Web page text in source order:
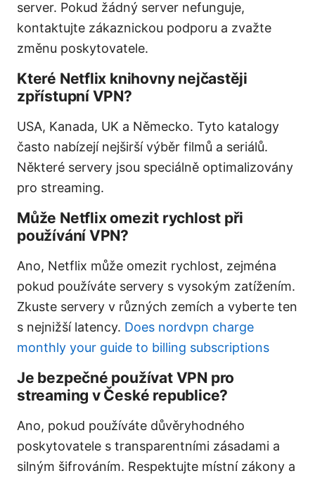
server. Pokud žádný server nefunguje,
kontaktujte zákaznickou podporu a zvažte
změnu poskytovatele.
Které Netflix knihovny nejčastěji
zpřístupní VPN?
USA, Kanada, UK a Německo. Tyto katalogy
často nabízejí nejširší výběr filmů a seriálů.
Některé servery jsou speciálně optimalizovány
pro streaming.
Může Netflix omezit rychlost při
používání VPN?
Ano, Netflix může omezit rychlost, zejména
pokud používáte servery s vysokým zatížením.
Zkuste servery v různých zemích a vyberte ten
s nejnižší latency. Does nordvpn charge
monthly your guide to billing subscriptions
Je bezpečné používat VPN pro
streaming v České republice?
Ano, pokud používáte důvěryhodného
poskytovatele s transparentními zásadami a
silným šifrováním. Respektujte místní zákony a